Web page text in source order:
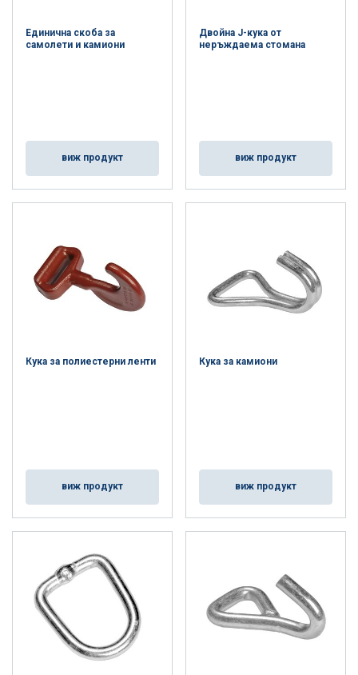
Единична скоба за
самолети и камиони
виж продукт
Двойна J-кука от
неръждаема стомана
виж продукт
Кука за полиестерни ленти
виж продукт
Кука за камиони
виж продукт